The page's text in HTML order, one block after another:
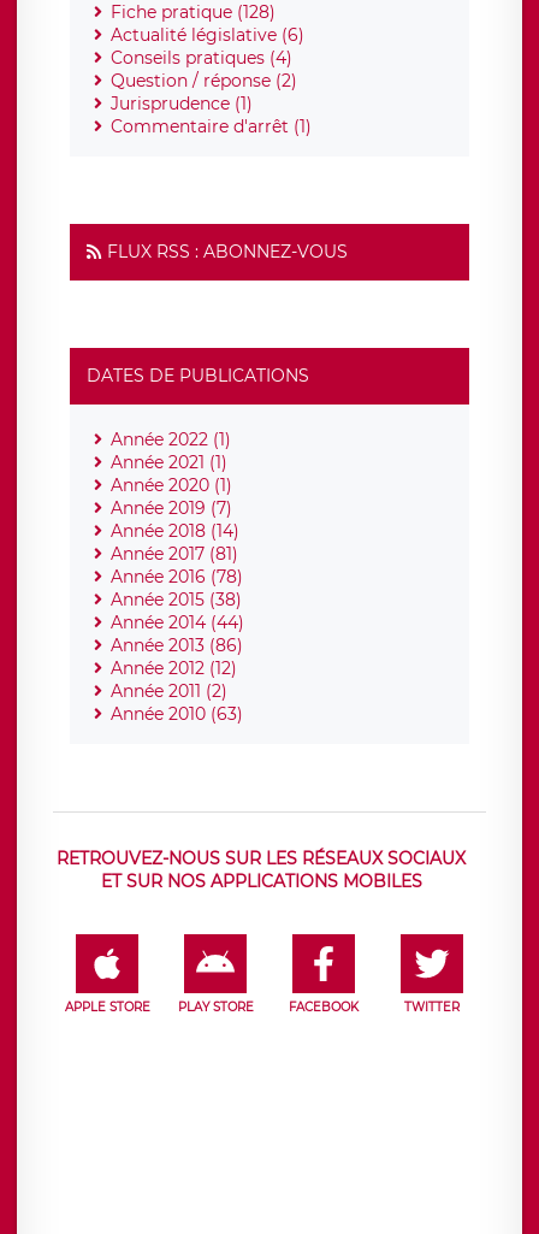
Fiche pratique (128)
Actualité législative (6)
Conseils pratiques (4)
Question / réponse (2)
Jurisprudence (1)
Commentaire d'arrêt (1)
FLUX RSS : ABONNEZ-VOUS
DATES DE PUBLICATIONS
Année 2022 (1)
Année 2021 (1)
Année 2020 (1)
Année 2019 (7)
Année 2018 (14)
Année 2017 (81)
Année 2016 (78)
Année 2015 (38)
Année 2014 (44)
Année 2013 (86)
Année 2012 (12)
Année 2011 (2)
Année 2010 (63)
RETROUVEZ-NOUS SUR LES RÉSEAUX SOCIAUX
ET SUR NOS APPLICATIONS MOBILES
APPLE STORE PLAY STORE FACEBOOK TWITTER